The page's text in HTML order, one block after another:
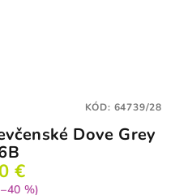
Dove Grey
€
%)
KÓD: 64739/28